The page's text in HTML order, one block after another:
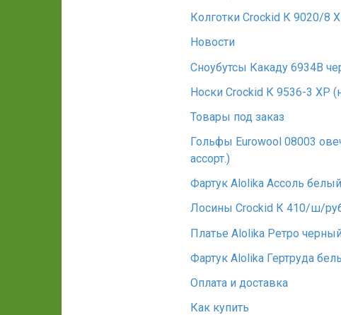
Колготки Crockid К 9020/8
Новости
Сноубутсы Какаду 6934B
Носки Crockid К 9536-3 ХР
Товары под заказ
Гольфы Eurowool 08003
ассорт.)
Фартук Alolika Ассоль белый
Лосины Crockid К 410/ш/
Платье Alolika Ретро
Фартук Alolika Гертруда
Оплата и доставка
Как купить